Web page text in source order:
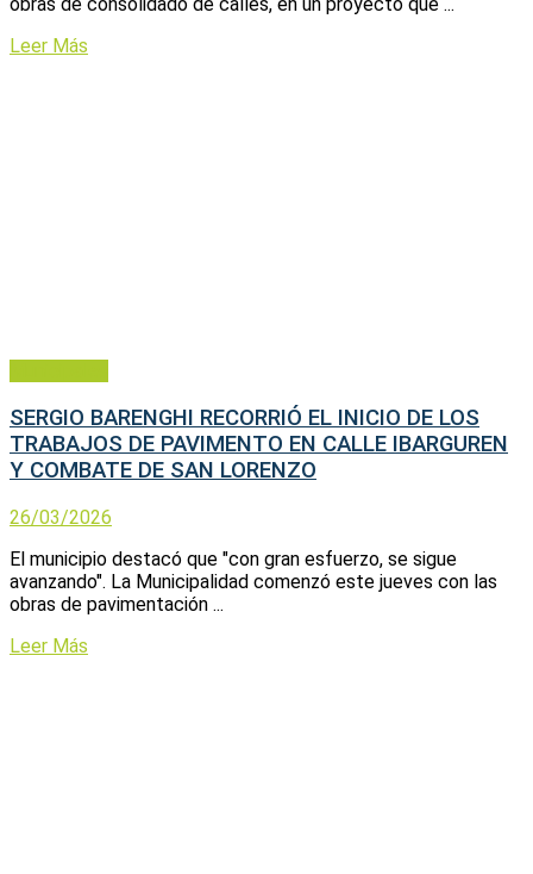
obras de consolidado de calles, en un proyecto que ...
Leer Más
SERGIO BARENGHI RECORRIÓ EL INICIO DE LOS
TRABAJOS DE PAVIMENTO EN CALLE IBARGUREN
Y COMBATE DE SAN LORENZO
26/03/2026
El municipio destacó que "con gran esfuerzo, se sigue
avanzando". La Municipalidad comenzó este jueves con las
obras de pavimentación ...
Leer Más